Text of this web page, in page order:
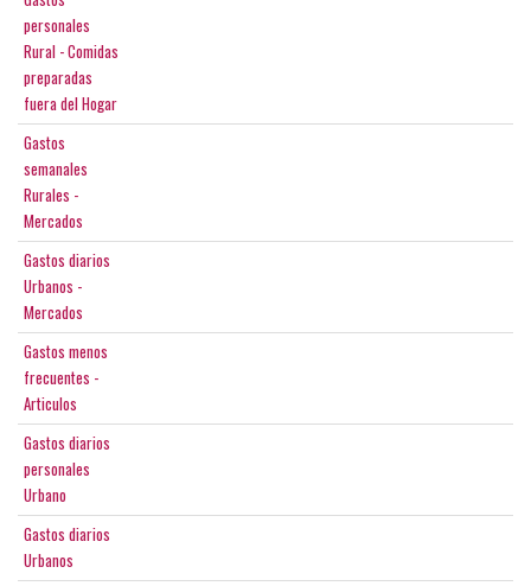
personales
Rural - Comidas
preparadas
fuera del Hogar
Gastos
semanales
Rurales -
Mercados
Gastos diarios
Urbanos -
Mercados
Gastos menos
frecuentes -
Articulos
Gastos diarios
personales
Urbano
Gastos diarios
Urbanos